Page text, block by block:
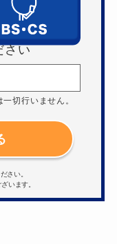
さい
切行いません。
さい。
います。